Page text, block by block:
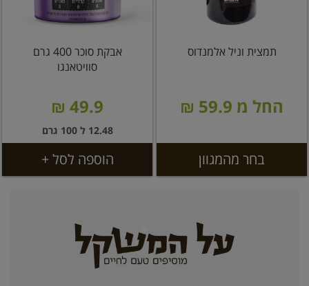
תמצית וניל אלמנדוס
החל מ 59.9 ₪
בחר מהמגוון
אבקת סוכר 400 גרם
סוויטאנגו
49.9 ₪
12.48 ל 100 גרם
הוספה לסל +